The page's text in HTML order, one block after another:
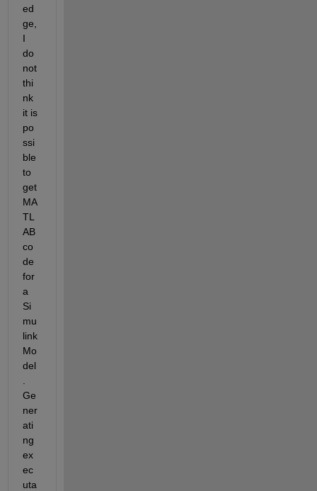
ed
ge,
I
do
not
thi
nk
it is
po
ssi
ble
to
get
MA
TL
AB
co
de
for
a
Si
mu
link
Mo
del
Ge
ner
ati
ng
ex
ec
uta